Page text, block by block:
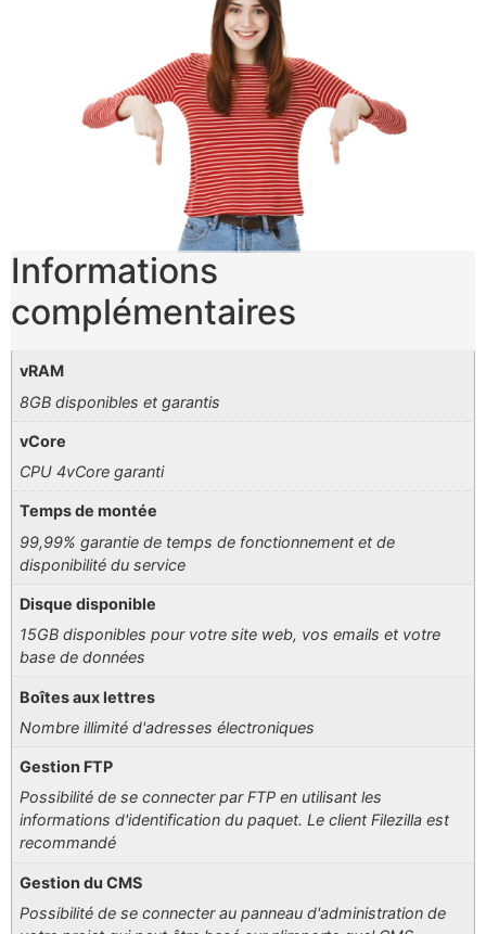
Informations
complémentaires
vRAM
8GB disponibles et garantis
vCore
CPU 4vCore garanti
Temps de montée
99,99% garantie de temps de fonctionnement et de
disponibilité du service
Disque disponible
15GB disponibles pour votre site web, vos emails et votre
base de données
Boîtes aux lettres
Nombre illimité d'adresses électroniques
Gestion FTP
Possibilité de se connecter par FTP en utilisant les
informations d'identification du paquet. Le client Filezilla est
recommandé
Gestion du CMS
Possibilité de se connecter au panneau d'administration de